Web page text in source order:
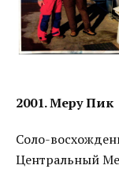
2001. Меру Пик
Соло-
Центральный